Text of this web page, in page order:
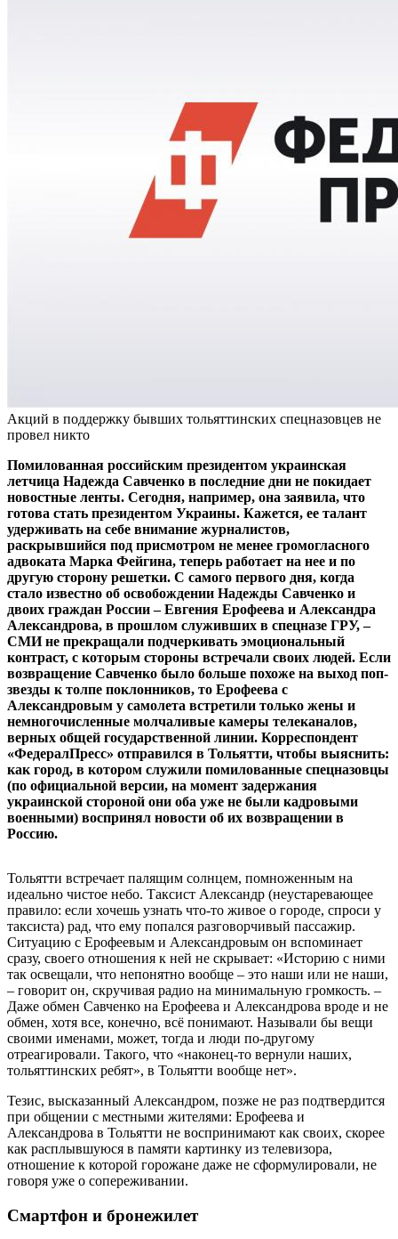
Акций в поддержку бывших тольяттинских спецназовцев не
провел никто
Помилованная российским президентом украинская
летчица Надежда Савченко в последние дни не покидает
новостные ленты. Сегодня, например, она заявила, что
готова стать президентом Украины. Кажется, ее талант
удерживать на себе внимание журналистов,
раскрывшийся под присмотром не менее громогласного
адвоката Марка Фейгина, теперь работает на нее и по
другую сторону решетки. С самого первого дня, когда
стало известно об освобождении Надежды Савченко и
двоих граждан России – Евгения Ерофеева и Александра
Александрова, в прошлом служивших в спецназе ГРУ, –
СМИ не прекращали подчеркивать эмоциональный
контраст, с которым стороны встречали своих людей. Если
возвращение Савченко было больше похоже на выход поп-
звезды к толпе поклонников, то Ерофеева с
Александровым у самолета встретили только жены и
немногочисленные молчаливые камеры телеканалов,
верных общей государственной линии. Корреспондент
«ФедералПресс» отправился в Тольятти, чтобы выяснить:
как город, в котором служили помилованные спецназовцы
(по официальной версии, на момент задержания
украинской стороной они оба уже не были кадровыми
военными) воспринял новости об их возвращении в
Россию.
Тольятти встречает палящим солнцем, помноженным на
идеально чистое небо. Таксист Александр (неустаревающее
правило: если хочешь узнать что-то живое о городе, спроси у
таксиста) рад, что ему попался разговорчивый пассажир.
Ситуацию с Ерофеевым и Александровым он вспоминает
сразу, своего отношения к ней не скрывает: «Историю с ними
так освещали, что непонятно вообще – это наши или не наши,
– говорит он, скручивая радио на минимальную громкость. –
Даже обмен Савченко на Ерофеева и Александрова вроде и не
обмен, хотя все, конечно, всё понимают. Называли бы вещи
своими именами, может, тогда и люди по-другому
отреагировали. Такого, что «наконец-то вернули наших,
тольяттинских ребят», в Тольятти вообще нет».
Тезис, высказанный Александром, позже не раз подтвердится
при общении с местными жителями: Ерофеева и
Александрова в Тольятти не воспринимают как своих, скорее
как расплывшуюся в памяти картинку из телевизора,
отношение к которой горожане даже не сформулировали, не
говоря уже о сопереживании.
Смартфон и бронежилет